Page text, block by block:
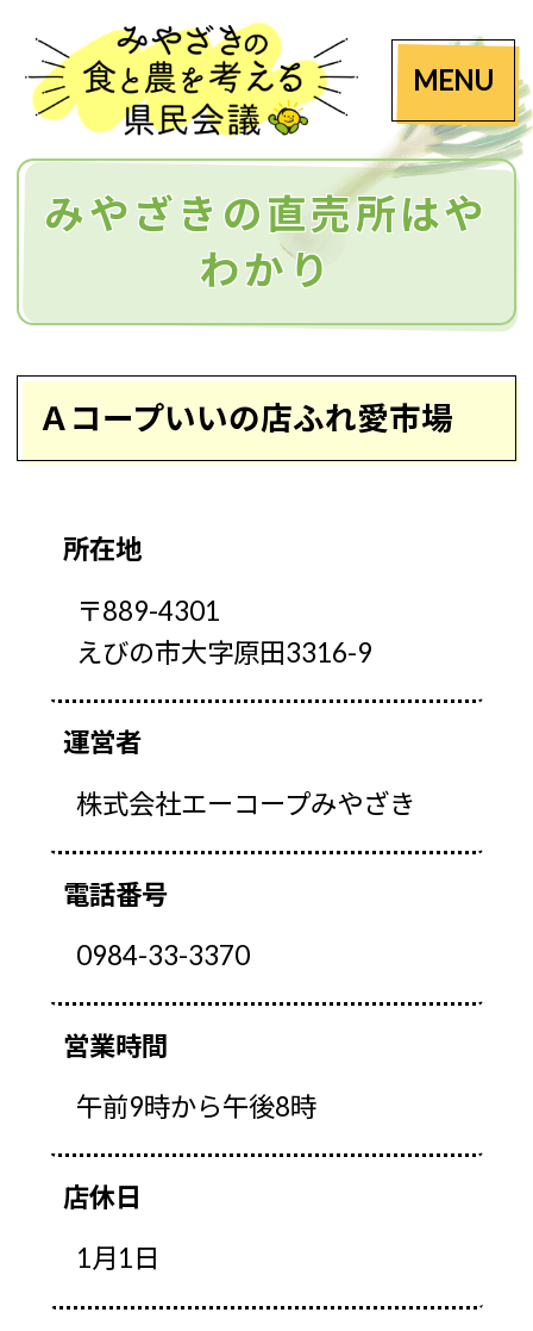
MENU
みやざきの直売所はや
わかり
Ａコープいいの店ふれ愛市場
所在地
〒889-4301
えびの市大字原田3316-9
運営者
株式会社エーコープみやざき
電話番号
0984-33-3370
営業時間
午前9時から午後8時
店休日
1月1日